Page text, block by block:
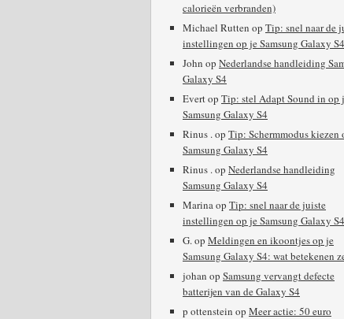
calorieën verbranden)
Michael Rutten op Tip: snel naar de
instellingen op je Samsung Galaxy S4
John op Nederlandse handleiding
Galaxy S4
Evertop Tip: stel Adapt Sound in op
Samsung Galaxy S4
Rinus .op Tip: Schermmodus kiezen
Samsung Galaxy S4
Rinus .op Nederlandse handleiding
Samsung Galaxy S4
Marinaop Tip: snel naar de juiste
instellingen op je Samsung Galaxy S4
G.op Meldingen en ikoontjes op je
Samsung Galaxy S4: wat betekenen
johan op Samsung vervangt defecte
batterijen van de Galaxy S4
p ottenstein op Meer actie: 50 euro